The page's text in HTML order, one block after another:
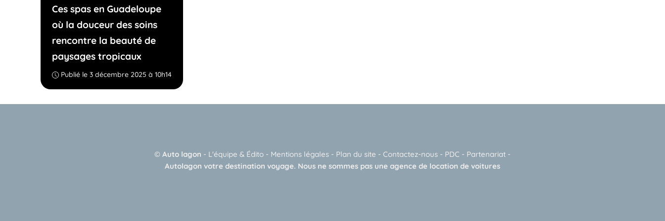
Ces spas en Guadeloupe
où la douceur des soins
rencontre la beauté de
paysages tropicaux
Publié le 3 décembre 2025 à 10h14
© Auto lagon - L'équipe & Édito - Mentions légales - Plan du site - Contactez-nous - PDC - Partenariat -
Autolagon votre destination voyage. Nous ne sommes pas une agence de location de voitures